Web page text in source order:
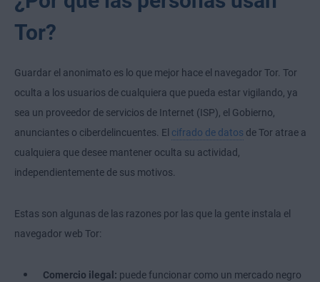
Tor?
Guardar el anonimato es lo que mejor hace el navegador Tor. Tor
oculta a los usuarios de cualquiera que pueda estar vigilando, ya
sea un proveedor de servicios de Internet (ISP), el Gobierno,
anunciantes o ciberdelincuentes. El cifrado de datos de Tor atrae a
cualquiera que desee mantener oculta su actividad,
independientemente de sus motivos.
Estas son algunas de las razones por las que la gente instala el
navegador web Tor:
Comercio ilegal: puede funcionar como un mercado negro